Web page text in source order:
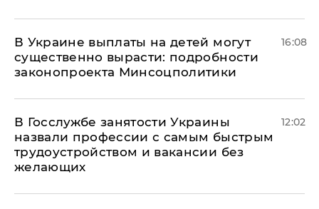
В Украине выплаты на детей могут
существенно вырасти: подробности
законопроекта Минсоцполитики
16:08
В Госслужбе занятости Украины
назвали профессии с самым быстрым
трудоустройством и вакансии без
желающих
12:02